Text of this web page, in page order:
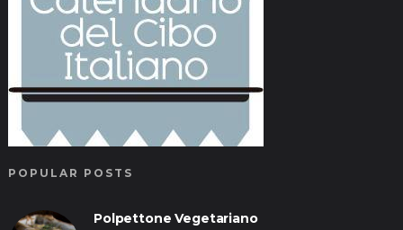
POPULAR POSTS
Polpettone Vegetariano